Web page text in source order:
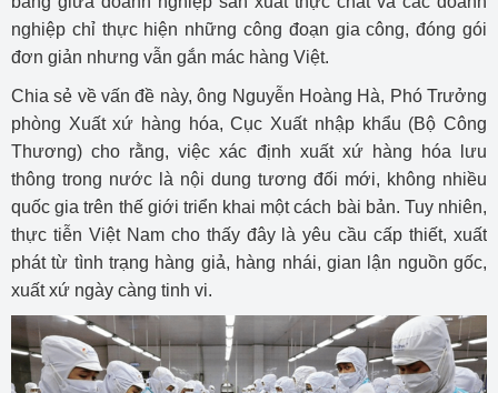
nghiệp chỉ thực hiện những công đoạn gia công, đóng gói
đơn giản nhưng vẫn gắn mác hàng Việt.
Chia sẻ về vấn đề này, ông Nguyễn Hoàng Hà, Phó Trưởng
phòng Xuất xứ hàng hóa, Cục Xuất nhập khẩu (Bộ Công
Thương) cho rằng, việc xác định xuất xứ hàng hóa lưu
thông trong nước là nội dung tương đối mới, không nhiều
quốc gia trên thế giới triển khai một cách bài bản. Tuy nhiên,
thực tiễn Việt Nam cho thấy đây là yêu cầu cấp thiết, xuất
phát từ tình trạng hàng giả, hàng nhái, gian lận nguồn gốc,
xuất xứ ngày càng tinh vi.